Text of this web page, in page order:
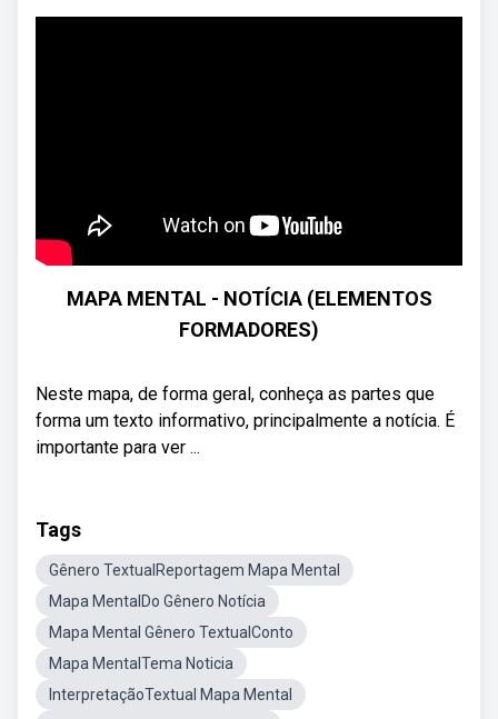
MAPA MENTAL - NOTÍCIA (ELEMENTOS
FORMADORES)
Neste mapa, de forma geral, conheça as partes que
forma um texto informativo, principalmente a notícia. É
importante para ver ...
Tags
Gênero TextualReportagem Mapa Mental
Mapa MentalDo Gênero Notícia
Mapa Mental Gênero TextualConto
Mapa MentalTema Noticia
InterpretaçãoTextual Mapa Mental